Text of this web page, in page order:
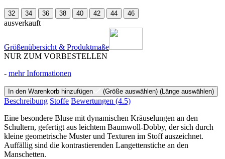
32 34 36 38 40 42 44 46
ausverkauft
Größenübersicht & Produktmaße
NUR ZUM VORBESTELLEN
- mehr Informationen
In den Warenkorb hinzufügen (Größe auswählen) (Länge auswählen)
Beschreibung Stoffe Bewertungen (4.5)
Eine besondere Bluse mit dynamischen Kräuselungen an den
Schultern, gefertigt aus leichtem Baumwoll-Dobby, der sich durch
kleine geometrische Muster und Texturen im Stoff auszeichnet.
Auffällig sind die kontrastierenden Langettenstiche an den
Manschetten.